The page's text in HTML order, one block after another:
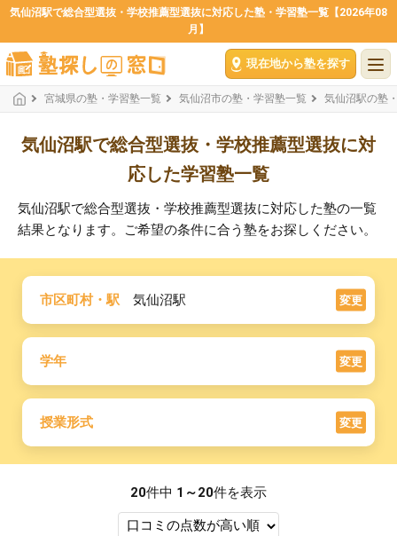
気仙沼駅で総合型選抜・学校推薦型選抜に対応した塾・学習塾一覧【2026年08
月】
現在地から塾を探す
宮城県の塾・学習塾一覧 気仙沼市の塾・学習塾一覧 気仙沼駅の塾
気仙沼駅で総合型選抜・学校推薦型選抜に対
応した学習塾一覧
気仙沼駅で総合型選抜・学校推薦型選抜に対応した塾の一覧
結果となります。ご希望の条件に合う塾をお探しください。
市区町村・駅 気仙沼駅 変更
学年 変更
授業形式 変更
20件中 1～20件を表示